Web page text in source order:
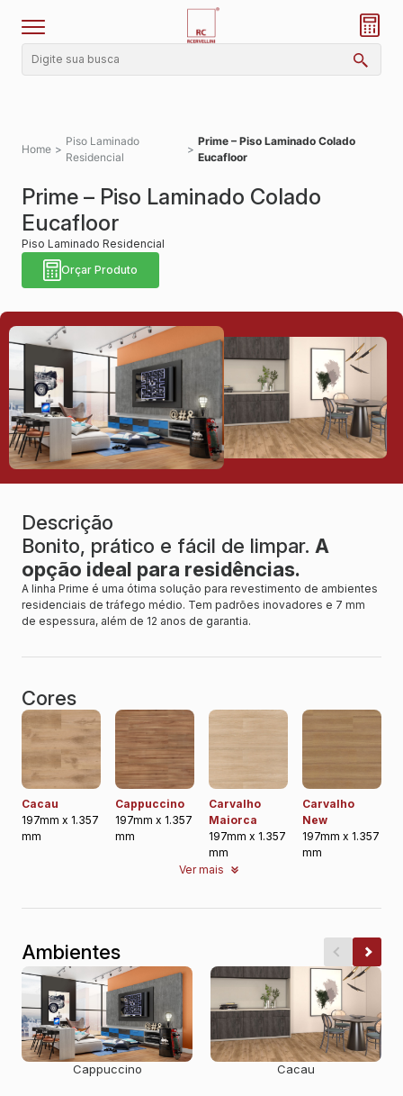
Home >
Piso Laminado
Residencial
>
Prime – Piso Laminado Colado
Eucafloor
Prime – Piso Laminado Colado
Eucafloor
Piso Laminado Residencial
Orçar Produto
Descrição
Bonito, prático e fácil de limpar. A
opção ideal para residências.
A linha Prime é uma ótima solução para revestimento de ambientes
residenciais de tráfego médio. Tem padrões inovadores e 7 mm
de espessura, além de 12 anos de garantia.
Cores
Cacau
197mm x 1.357
mm
Cappuccino
197mm x 1.357
mm
Carvalho
Maiorca
197mm x 1.357
mm
Carvalho
New
197mm x 1.357
mm
Ver mais
Ambientes
Cappuccino Cacau